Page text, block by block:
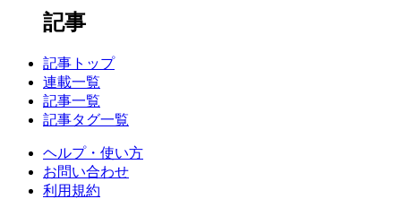
記事
記事トップ
連載一覧
記事一覧
記事タグ一覧
ヘルプ・使い方
お問い合わせ
利用規約